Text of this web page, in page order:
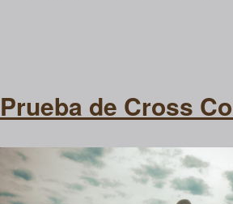
Prueba de Cross